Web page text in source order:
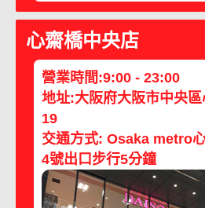
心齋橋中央店
營業時間:9:00 - 23:00
地址:大阪府大阪市中央
19
交通方式: Osaka metro
4號出口步行5分鐘